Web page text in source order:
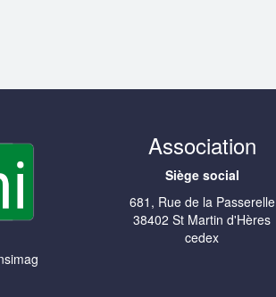
Association
Siège social
681, Rue de la Passerelle
38402 St Martin d'Hères
cedex